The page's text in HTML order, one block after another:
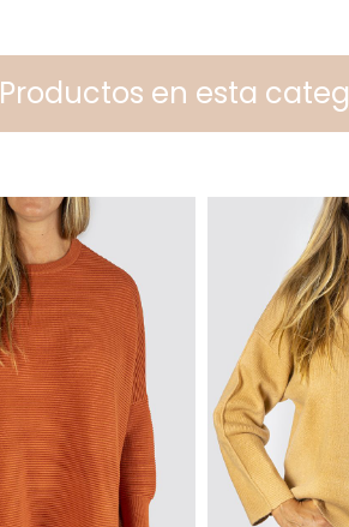
Productos en esta